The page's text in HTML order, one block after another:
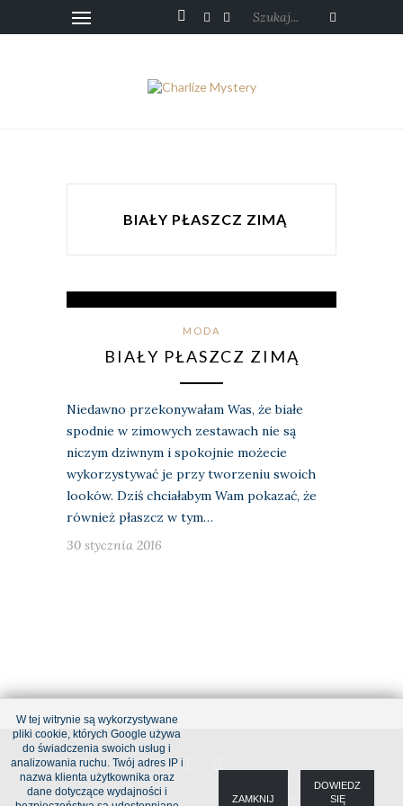
Szukaj...
BIAŁY PŁASZCZ ZIMĄ
MODA
BIAŁY PŁASZCZ ZIMĄ
Niedawno przekonywałam Was, że białe
spodnie w zimowych zestawach nie są
niczym dziwnym i spokojnie możecie
wykorzystywać je przy tworzeniu swoich
looków. Dziś chciałabym Wam pokazać, że
również płaszcz w tym…
30 stycznia 2016
W tej witrynie są wykorzystywane
pliki cookie, których Google używa
do świadczenia swoich usług i
analizowania ruchu. Twój adres IP i
nazwa klienta użytkownika oraz
dane dotyczące wydajności i
ZAMKNIJ
DOWIEDZ
SIĘ